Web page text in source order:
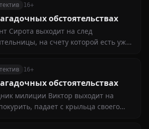
отравлен так же, как и несколько
милиционеров пару лет назад
16+
обстоятельствах
Сирота выходит на след
на счету которой есть уже
спекулянтов, так как в её
пропавшая сумка с одним
долларов
16+
обстоятельствах
милиции Виктор выходит на
падает с крыльца своего